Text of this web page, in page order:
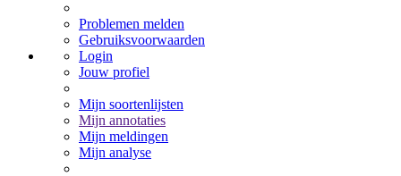
Problemen melden
Gebruiksvoorwaarden
Login
Jouw profiel
Mijn soortenlijsten
Mijn annotaties
Mijn meldingen
Mijn analyse